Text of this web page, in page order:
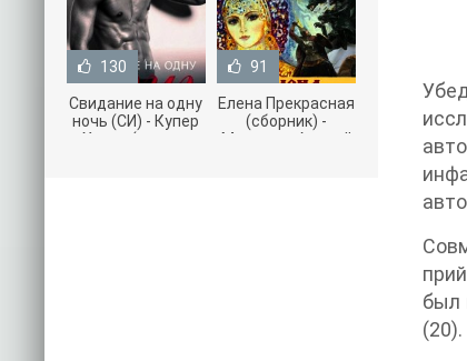
был
(20).
130
Свидание на одну
ночь (СИ) - Купер
Хелен (читать
91
Елена Прекрасная
(сборник) -
Малышев Андрей